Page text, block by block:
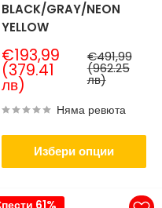
BLACK/GRAY/NEON
YELLOW
Продажна
цена
€193,99
(379.41
лв)
Нормална
цена
€491,99
(962.25
лв)
Няма ревюта
Избери опции
61%